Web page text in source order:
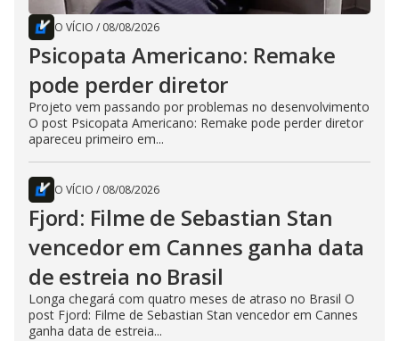
O VÍCIO / 08/08/2026
Psicopata Americano: Remake
pode perder diretor
Projeto vem passando por problemas no desenvolvimento
O post Psicopata Americano: Remake pode perder diretor
apareceu primeiro em...
O VÍCIO / 08/08/2026
Fjord: Filme de Sebastian Stan
vencedor em Cannes ganha data
de estreia no Brasil
Longa chegará com quatro meses de atraso no Brasil O
post Fjord: Filme de Sebastian Stan vencedor em Cannes
ganha data de estreia...